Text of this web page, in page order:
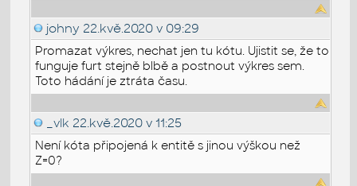
johny 22.kvě.2020 v 09:29
Promazat výkres, nechat jen tu kótu. Ujistit se, že to
funguje furt stejně blbě a postnout výkres sem.
Toto hádání je ztráta času.
_vlk 22.kvě.2020 v 11:25
Není kóta připojená k entitě s jinou výškou než
Z=0?